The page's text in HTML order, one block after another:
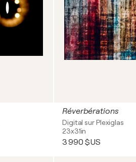
Réverbérations
Digital sur Plexiglas
23x31in
3 990 $US